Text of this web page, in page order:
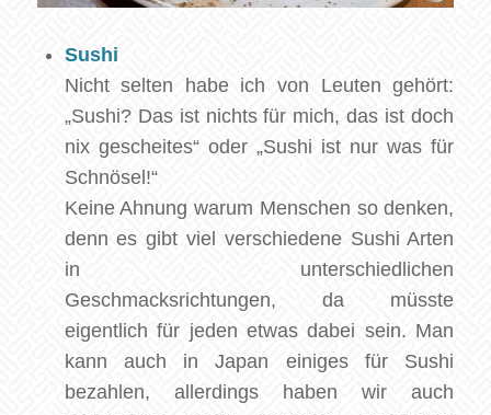
Sushi
Nicht selten habe ich von Leuten gehört:
„Sushi? Das ist nichts für mich, das ist doch
nix gescheites“ oder „Sushi ist nur was für
Schnösel!“
Keine Ahnung warum Menschen so denken,
denn es gibt viel verschiedene Sushi Arten
in unterschiedlichen
Geschmacksrichtungen, da müsste
eigentlich für jeden etwas dabei sein. Man
kann auch in Japan einiges für Sushi
bezahlen, allerdings haben wir auch